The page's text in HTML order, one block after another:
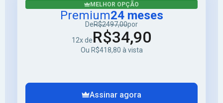
MELHOR OPÇÃO
Premium24 meses
DeR$2497,00por
12x deR$34,90
Ou R$418,80 à vista
Assinar agora